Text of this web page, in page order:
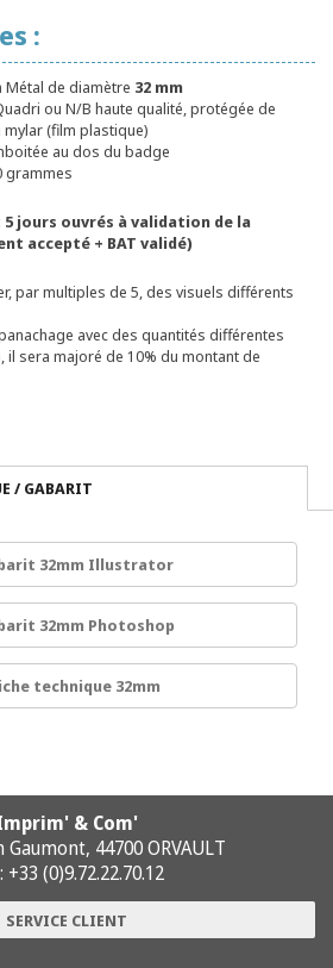
:
Métal de diamètre 32 mm
ou N/B haute qualité, protégée de
mylar (film plastique)
au dos du badge
grammes
5 jours ouvrés à validation de la
accepté + BAT validé)
par multiples de 5, des visuels différents
avec des quantités différentes
il sera majoré de 10% du montant de
/ GABARIT
32mm Illustrator
32mm Photoshop
technique 32mm
& Com'
Gaumont, 44700 ORVAULT
+33 (0)9.72.22.70.12
SERVICE CLIENT